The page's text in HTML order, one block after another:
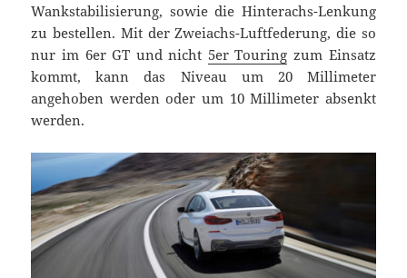
Wankstabilisierung, sowie die Hinterachs-Lenkung
zu bestellen. Mit der Zweiachs-Luftfederung, die so
nur im 6er GT und nicht 5er Touring zum Einsatz
kommt, kann das Niveau um 20 Millimeter
angehoben werden oder um 10 Millimeter absenkt
werden.